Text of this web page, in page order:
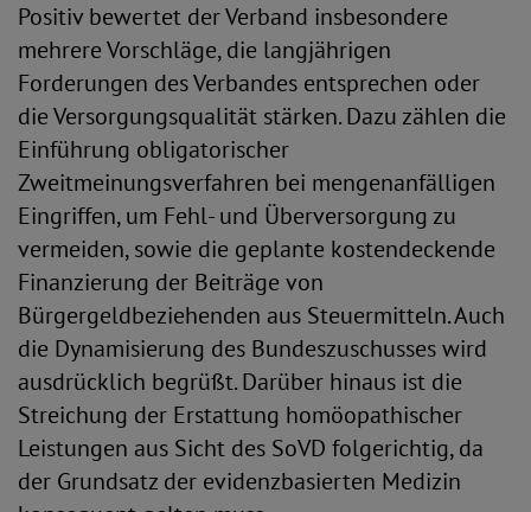
Positiv bewertet der Verband insbesondere
mehrere Vorschläge, die langjährigen
Forderungen des Verbandes entsprechen oder
die Versorgungsqualität stärken. Dazu zählen die
Einführung obligatorischer
Zweitmeinungsverfahren bei mengenanfälligen
Eingriffen, um Fehl- und Überversorgung zu
vermeiden, sowie die geplante kostendeckende
Finanzierung der Beiträge von
Bürgergeldbeziehenden aus Steuermitteln. Auch
die Dynamisierung des Bundeszuschusses wird
ausdrücklich begrüßt. Darüber hinaus ist die
Streichung der Erstattung homöopathischer
Leistungen aus Sicht des SoVD folgerichtig, da
der Grundsatz der evidenzbasierten Medizin